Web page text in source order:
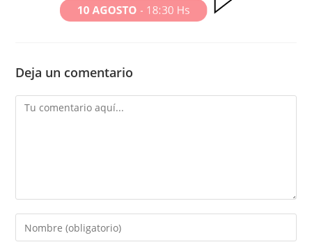
Deja un comentario
Comentario
Introducí
tu